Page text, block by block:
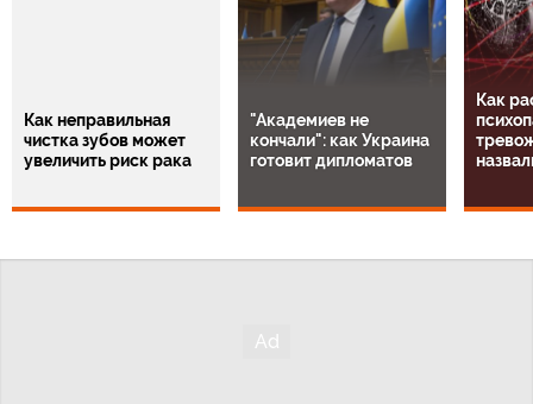
Как неправильная
чистка зубов может
увеличить риск рака
"Академиев не
кончали": как Украина
готовит дипломатов
Как